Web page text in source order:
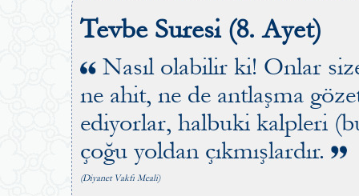
Tevbe Suresi (8. Ayet)
Nasıl olabilir ki! Onlar
ne ahit, ne de antlaşma
ediyorlar, halbuki kalpleri
çoğu yoldan çıkmışlardır.
(Diyanet Vakfı Meali)